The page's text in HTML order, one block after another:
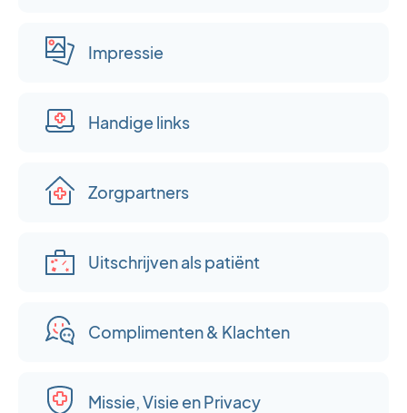
Impressie
Handige links
Zorgpartners
Uitschrijven als patiënt
Complimenten & Klachten
Missie, Visie en Privacy